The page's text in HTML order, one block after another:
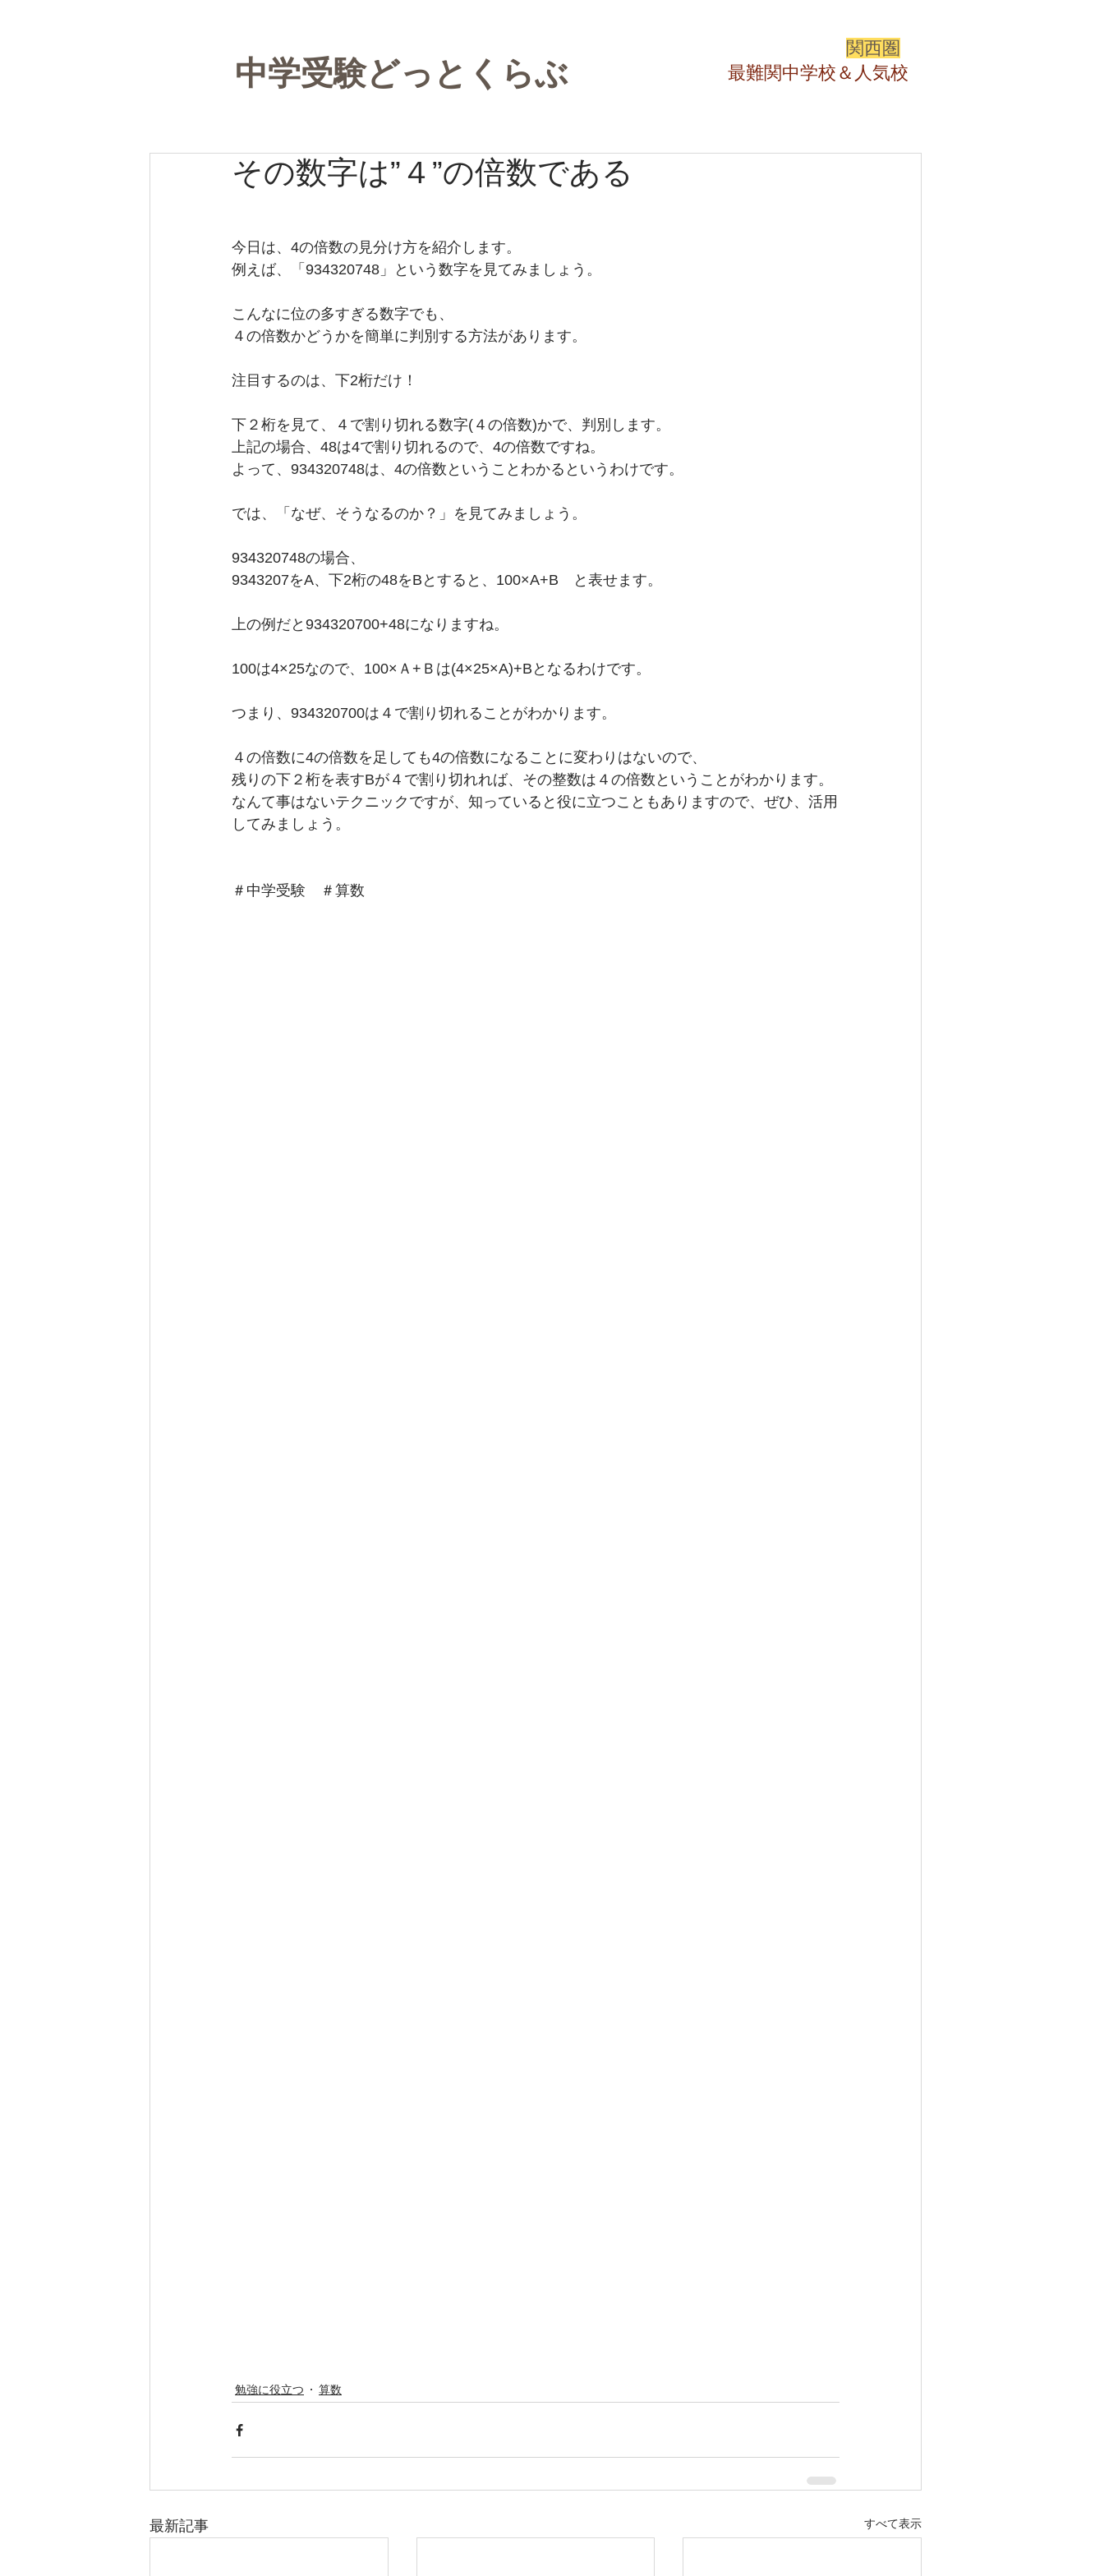
中学受験どっとくらぶ
関西圏
最難関中学校＆人気校
その数字は”４”の倍数である
今日は、4の倍数の見分け方を紹介します。
例えば、「934320748」という数字を見てみましょう。
こんなに位の多すぎる数字でも、
４の倍数かどうかを簡単に判別する方法があります。
注目するのは、下2桁だけ！
下２桁を見て、４で割り切れる数字(４の倍数)かで、判別します。
上記の場合、48は4で割り切れるので、4の倍数ですね。
よって、934320748は、4の倍数ということわかるというわけです。
では、「なぜ、そうなるのか？」を見てみましょう。
934320748の場合、
9343207をA、下2桁の48をBとすると、100×A+B　と表せます。
上の例だと934320700+48になりますね。
100は4×25なので、100×Ａ+Ｂは(4×25×A)+Bとなるわけです。
つまり、934320700は４で割り切れることがわかります。
４の倍数に4の倍数を足しても4の倍数になることに変わりはないので、
残りの下２桁を表すBが４で割り切れれば、その整数は４の倍数ということがわかります。
なんて事はないテクニックですが、知っていると役に立つこともありますので、ぜひ、活用
してみましょう。
＃中学受験　＃算数
勉強に役立つ 算数
最新記事 すべて表示